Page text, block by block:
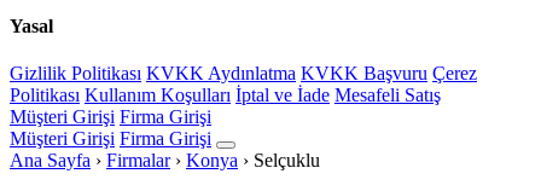
Yasal
Gizlilik Politikası KVKK Aydınlatma KVKK Başvuru Çerez
Politikası Kullanım Koşulları İptal ve İade Mesafeli Satış
Müşteri Girişi Firma Girişi
Müşteri Girişi Firma Girişi
Ana Sayfa › Firmalar › Konya › Selçuklu